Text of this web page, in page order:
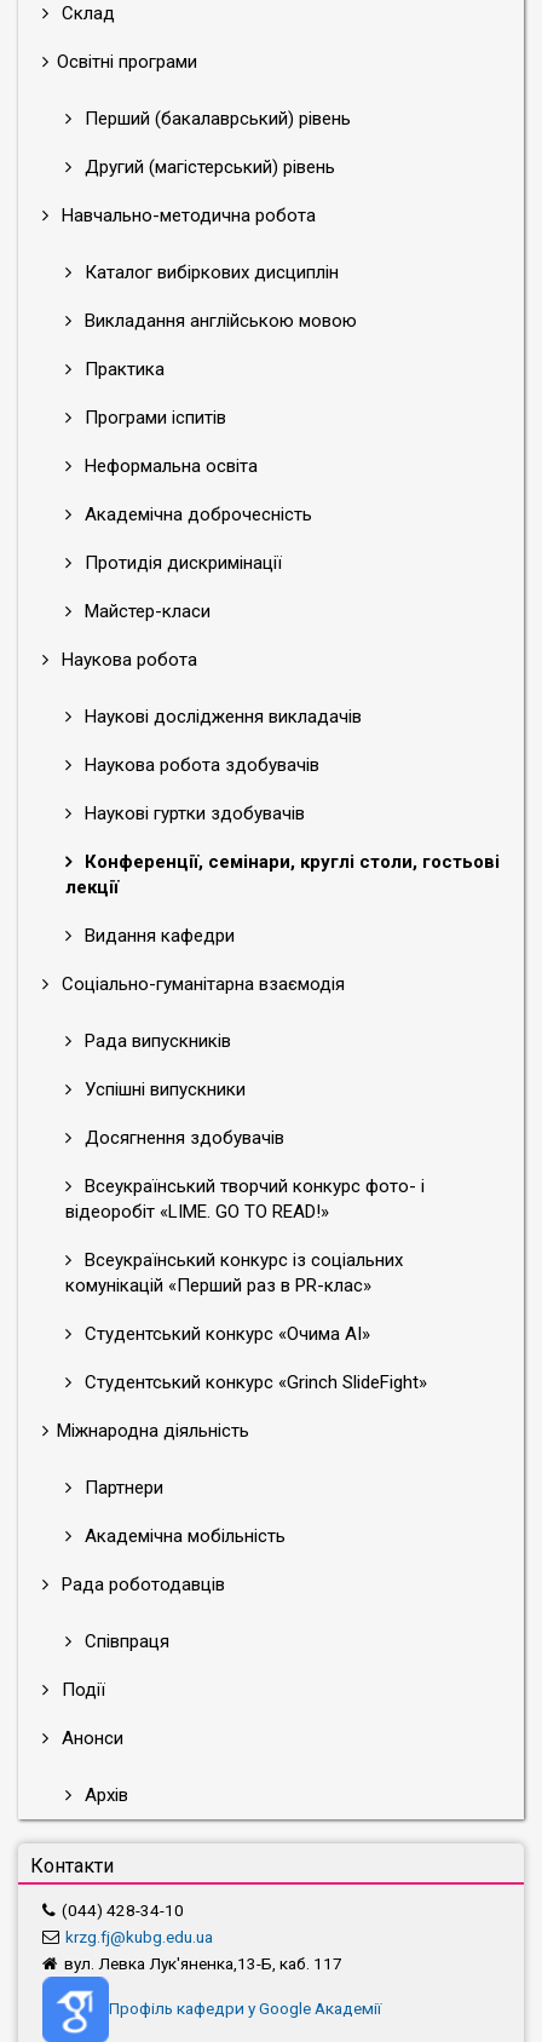
Склад
Освітні програми
Перший (бакалаврський) рівень
Другий (магістерський) рівень
Навчально-методична робота
Каталог вибіркових дисциплін
Викладання англійською мовою
Практика
Програми іспитів
Неформальна освіта
Академічна доброчесність
Протидія дискримінації
Майстер-класи
Наукова робота
Наукові дослідження викладачів
Наукова робота здобувачів
Наукові гуртки здобувачів
Конференції, семінари, круглі столи, гостьові
лекції
Видання кафедри
Соціально-гуманітарна взаємодія
Рада випускників
Успішні випускники
Досягнення здобувачів
Всеукраїнський творчий конкурс фото- і
відеоробіт «LIME. GO TO READ!»
Всеукраїнський конкурс із соціальних
комунікацій «Перший раз в PR-клас»
Студентський конкурс «Очима АІ»
Студентський конкурс «Grinch SlideFight»
Міжнародна діяльність
Партнери
Академічна мобільність
Рада роботодавців
Співпраця
Події
Анонси
Архів
Контакти
(044) 428-34-10
krzg.fj@kubg.edu.ua
вул. Левка Лук'яненка,13-Б, каб. 117
Профіль кафедри у Google Академії